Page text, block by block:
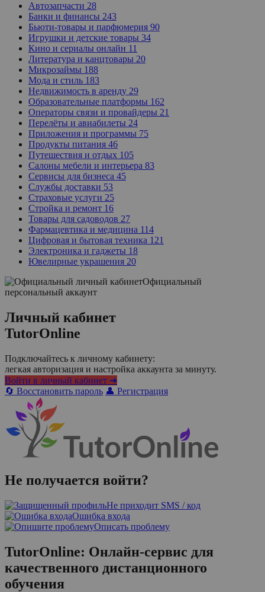
Автозапчасти 28
Банки и финансы 243
Бьюти-товары и парфюмерия 90
Игрушки и детские товары 34
Кино и сериалы онлайн 11
Литература и канцтовары 20
Микрозаймы 188
Мода и стиль 183
Недвижимость в аренду 29
Образовательные платформы 162
Операторы связи и провайдеры 21
Перелёты и авиабилеты 24
Приложения и программы 75
Продукты питания 46
Путешествия и отдых 105
Салоны мебели и интерьера 83
Сервисы для бизнеса 45
Службы доставки 53
Страховые услуги 25
Стройка и ремонт 16
Товары для садоводов 27
Фармацевтика и медицина 114
Цифровая и бытовая техника 121
Электроника и гаджеты 18
Ювелирные украшения 20
Официальный
персональный аккаунт
Личный кабинет
TutorOnline
Подключайтесь к личному кабинету:
легкая авторизация и настройка аккаунта за минуту.
Войти в личный кабинет ➜
🔄 Восстановить пароль 👤 Регистрация
Не получается войти?
Не приходит SMS / код
Ошибка входа
Описать проблему
TutorOnline: Онлайн-сервис для
качественного дистанционного
обучения